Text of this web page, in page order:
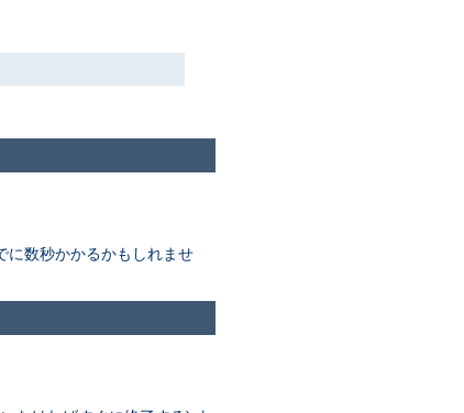
に数秒かかるかもしれませ